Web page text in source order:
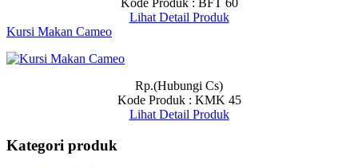
Kode Produk : BFT 60
Lihat Detail Produk
Kursi Makan Cameo
Rp.(Hubungi Cs)
Kode Produk : KMK 45
Lihat Detail Produk
Kategori produk